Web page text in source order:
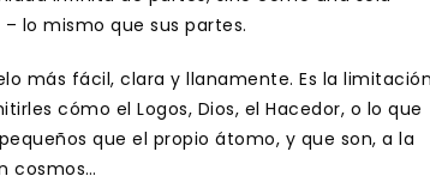
lo mismo que sus partes.
más fácil, clara y llanamente. Es la limitación
cómo el Logos, Dios, el Hacedor, o lo que
que el propio átomo, y que son, a la
cosmos…